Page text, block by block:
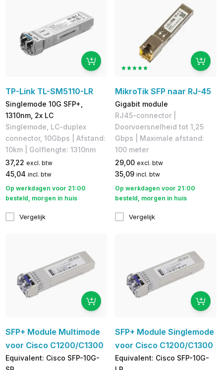
TP-Link TL-SM5110-LR
Singlemode 10G SFP+,
1310nm, 2x LC
Singlemode, LC-duplex
connector, 10Gbps | Afstand:
10km | Golflengte: 1310nm
37,22 excl. btw
45,04 incl. btw
Op werkdagen voor 21:00
besteld, morgen in huis
Vergelijk
MikroTik SFP naar RJ-45
Gigabit module
​RJ45-connector |
Doorvoersnelheid tot 1,25
Gbps | Maximale afstand:
100 meter
29,00 excl. btw
35,09 incl. btw
Op werkdagen voor 21:00
besteld, morgen in huis
Vergelijk
SFP+ Module Multimode
voor Cisco C1200/C1300
Equivalent: Cisco SFP-10G-
SFP+ Module Singlemode
voor Cisco C1200/C1300
Equivalent: Cisco SFP-10G-